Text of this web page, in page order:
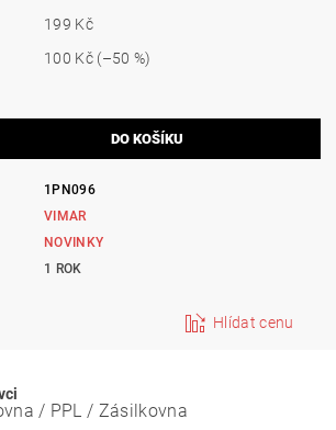
199 Kč
100 Kč (–50 %)
1PN096
VIMAR
NOVINKY
1 ROK
Hlídat cenu
/ PPL / Zásilkovna